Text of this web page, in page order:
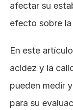
afectar su
efecto sobre la
En este
acidez y la
pueden medir
para su